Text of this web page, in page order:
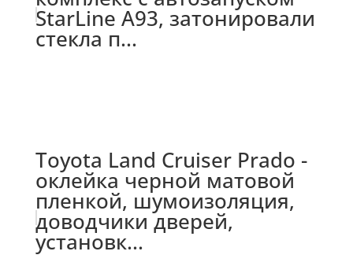
StarLine A93, затонировали
стекла п...
Toyota Land Cruiser Prado -
оклейка черной матовой
пленкой, шумоизоляция,
доводчики дверей,
установк...